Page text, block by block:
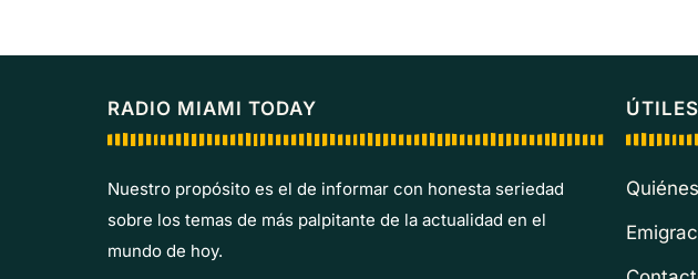
RADIO MIAMI TODAY
Nuestro propósito es el de informar con honesta seriedad
sobre los temas de más palpitante de la actualidad en el
mundo de hoy.
ÚTILES